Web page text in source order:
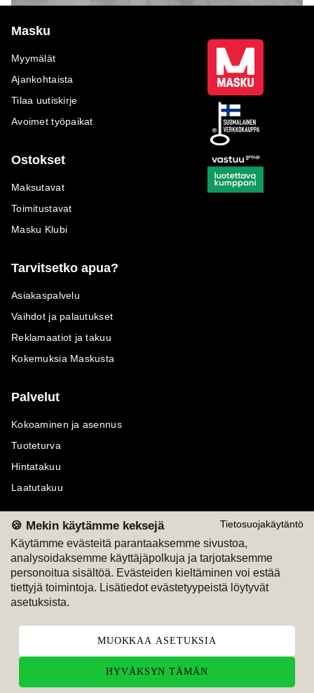
Tietosuojakäytäntö
🍪 Mekin käytämme keksejä
Käytämme evästeitä parantaaksemme sivustoa,
analysoidaksemme käyttäjäpolkuja ja tarjotaksemme
personoitua sisältöä. Evästeiden kieltäminen voi estää
tiettyjä toimintoja. Lisätiedot evästetyypeistä löytyvät
asetuksista.
MUOKKAA ASETUKSIA
HYVÄKSYN TÄMÄN
Masku
Myymälät
Ajankohtaista
Tilaa uutiskirje
Avoimet työpaikat
Ostokset
Maksutavat
Toimitustavat
Masku Klubi
Tarvitsetko apua?
Asiakaspalvelu
Vaihdot ja palautukset
Reklamaatiot ja takuu
Kokemuksia Maskusta
Palvelut
Kokoaminen ja asennus
Tuoteturva
Hintatakuu
Laatutakuu
Maksutavat
M
Seuraa meitä